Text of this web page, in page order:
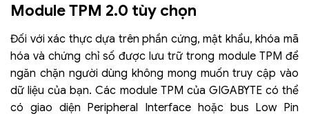
Module TPM 2.0 tùy chọn
Đối với xác thực dựa trên phần cứng, mật khẩu, khóa mã
hóa và chứng chỉ số được lưu trữ trong module TPM để
ngăn chặn người dùng không mong muốn truy cập vào
dữ liệu của bạn. Các module TPM của GIGABYTE có thể
có giao diện Peripheral Interface hoặc bus Low Pin